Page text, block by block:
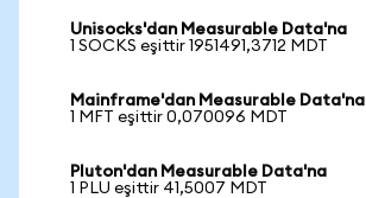
Unisocks'dan Measurable Data'na
1 SOCKS eşittir 1951491,3712 MDT
Mainframe'dan Measurable Data'na
1 MFT eşittir 0,070096 MDT
Pluton'dan Measurable Data'na
1 PLU eşittir 41,5007 MDT